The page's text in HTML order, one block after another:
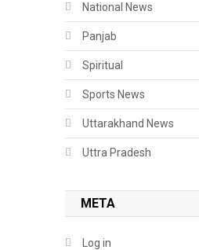
National News
Panjab
Spiritual
Sports News
Uttarakhand News
Uttra Pradesh
META
Log in